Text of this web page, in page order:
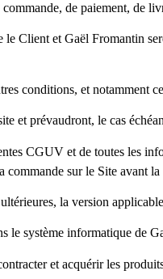
de paiement, de
le Client et Gaël Fromantin
conditions, et notamment
et prévaudront, le cas
CGUV et de toutes les
sur le Site avant
la version
le système informatique de
et acquérir les